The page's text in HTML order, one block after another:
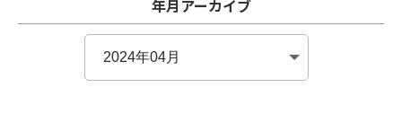
年月アーカイブ